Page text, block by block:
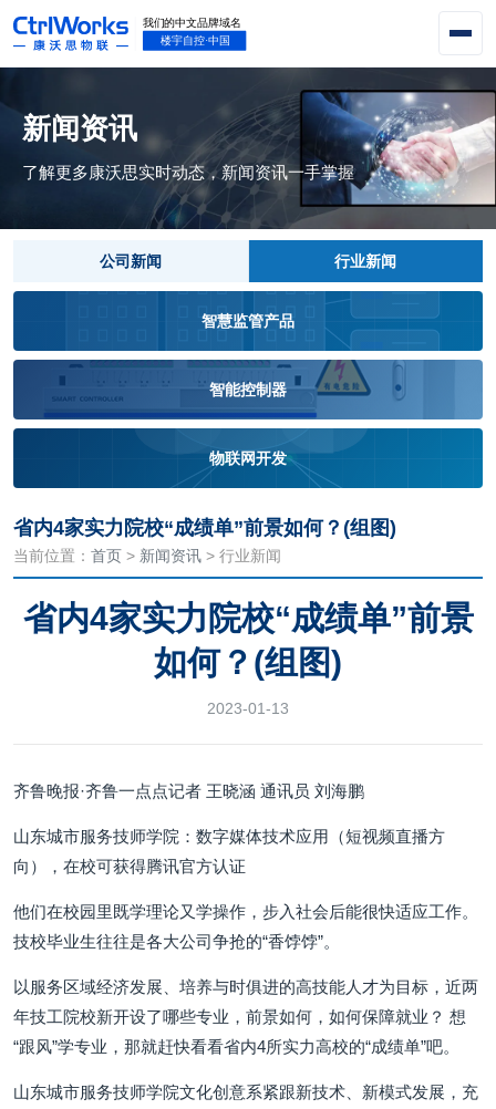
新闻资讯
了解更多康沃思实时动态，新闻资讯一手掌握
公司新闻 行业新闻
智慧监管产品
智能控制器
物联网开发
省内4家实力院校“成绩单”前景如何？(组图)
当前位置： 首页 > 新闻资讯 > 行业新闻
省内4家实力院校“成绩单”前景
如何？(组图)
2023-01-13
齐鲁晚报·齐鲁一点点记者 王晓涵 通讯员 刘海鹏
山东城市服务技师学院：数字媒体技术应用（短视频直播方
向），在校可获得腾讯官方认证
他们在校园里既学理论又学操作，步入社会后能很快适应工作。
技校毕业生往往是各大公司争抢的“香饽饽”。
以服务区域经济发展、培养与时俱进的高技能人才为目标，近两
年技工院校新开设了哪些专业，前景如何，如何保障就业？ 想
“跟风”学专业，那就赶快看看省内4所实力高校的“成绩单”吧。
山东城市服务技师学院文化创意系紧跟新技术、新模式发展，充